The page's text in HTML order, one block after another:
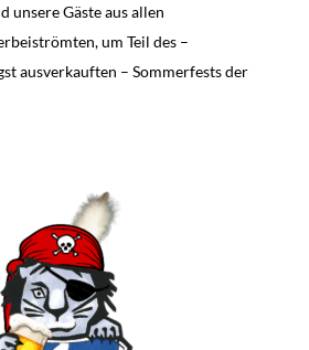
unsere Gäste aus allen
um Teil des –
ausverkauften – Sommerfests der